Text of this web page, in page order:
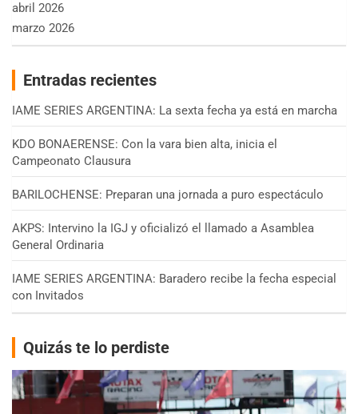
abril 2026
marzo 2026
Entradas recientes
IAME SERIES ARGENTINA: La sexta fecha ya está en marcha
KDO BONAERENSE: Con la vara bien alta, inicia el
Campeonato Clausura
BARILOCHENSE: Preparan una jornada a puro espectáculo
AKPS: Intervino la IGJ y oficializó el llamado a Asamblea
General Ordinaria
IAME SERIES ARGENTINA: Baradero recibe la fecha especial
con Invitados
Quizás te lo perdiste